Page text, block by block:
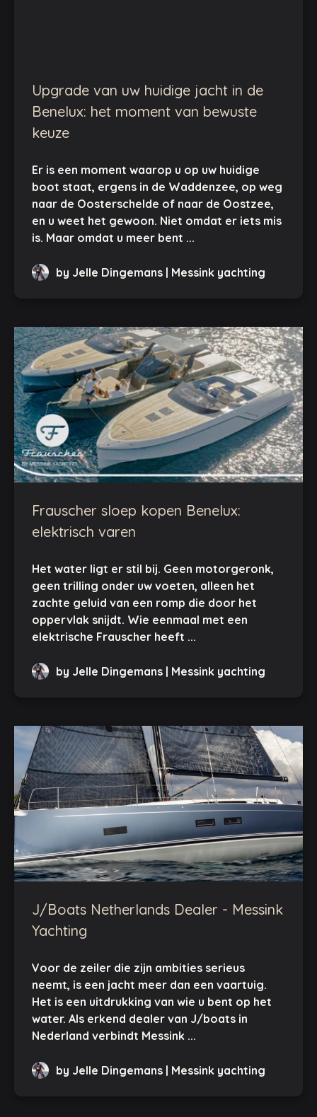
Upgrade van uw huidige jacht in de
Benelux: het moment van bewuste
keuze
Er is een moment waarop u op uw huidige
boot staat, ergens in de Waddenzee, op weg
naar de Oosterschelde of naar de Oostzee,
en u weet het gewoon. Niet omdat er iets mis
is. Maar omdat u meer bent ...
by Jelle Dingemans | Messink yachting
Frauscher sloep kopen Benelux:
elektrisch varen
Het water ligt er stil bij. Geen motorgeronk,
geen trilling onder uw voeten, alleen het
zachte geluid van een romp die door het
oppervlak snijdt. Wie eenmaal met een
elektrische Frauscher heeft ...
by Jelle Dingemans | Messink yachting
J/Boats Netherlands Dealer - Messink
Yachting
Voor de zeiler die zijn ambities serieus
neemt, is een jacht meer dan een vaartuig.
Het is een uitdrukking van wie u bent op het
water. Als erkend dealer van J/boats in
Nederland verbindt Messink ...
by Jelle Dingemans | Messink yachting